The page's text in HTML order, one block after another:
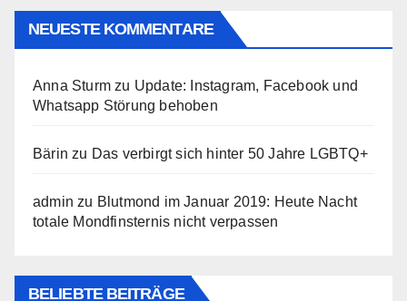
NEUESTE KOMMENTARE
Anna Sturm zu Update: Instagram, Facebook und
Whatsapp Störung behoben
Bärin zu Das verbirgt sich hinter 50 Jahre LGBTQ+
admin zu Blutmond im Januar 2019: Heute Nacht
totale Mondfinsternis nicht verpassen
BELIEBTE BEITRÄGE